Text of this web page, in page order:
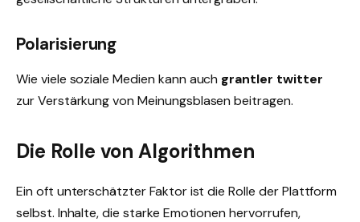
Polarisierung
Wie viele soziale Medien kann auch grantler twitter
zur Verstärkung von Meinungsblasen beitragen.
Die Rolle von Algorithmen
Ein oft unterschätzter Faktor ist die Rolle der Plattform
selbst. Inhalte, die starke Emotionen hervorrufen,